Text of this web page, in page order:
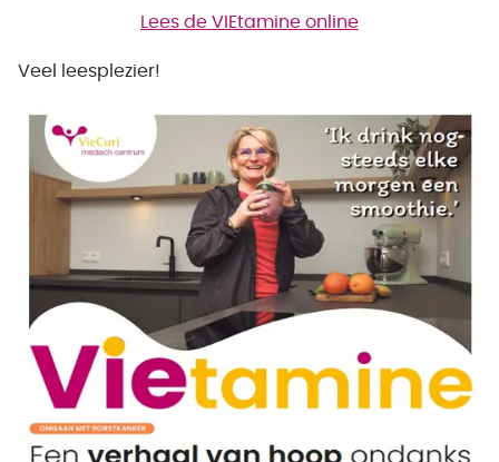
Lees de VIEtamine online
Veel leesplezier!